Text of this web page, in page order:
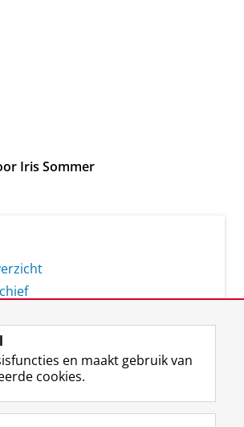
Iris Sommer
de RUG
F
a
L
i
R
S
I
n
Y
o
en maakt gebruik van
cookies.